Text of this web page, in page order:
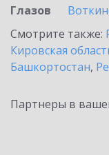
Глазов
Смотрите также:
Кировская
Башкортостан,
Партнеры в